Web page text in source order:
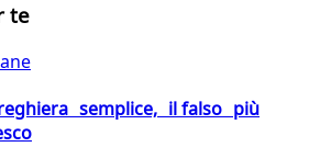
te
semplice, il falso più